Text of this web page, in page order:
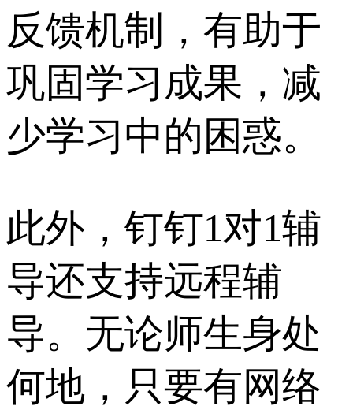
反馈机制，有助于
巩固学习成果，减
少学习中的困惑。
此外，钉钉1对1辅
导还支持远程辅
导。无论师生身处
何地，只要有网络